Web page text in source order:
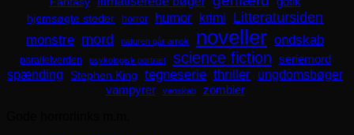
hjemsøgte steder
horror humor krimi Litteratursiden
monstre mord naturen går amok noveller ondskab
parallelverden psykologisk portræt science fiction seriemord
spænding Stephen King tegneserie thriller ungdomsbøger
vampyrer venskab
zombier